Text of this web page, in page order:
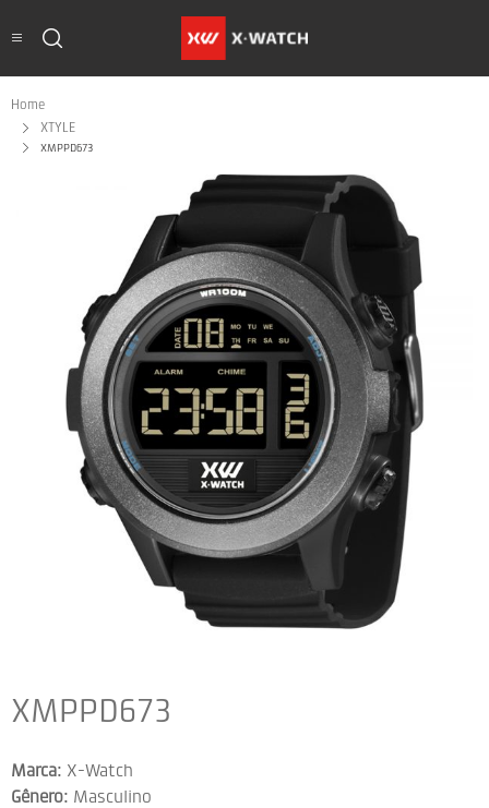
Home
XTYLE
XMPPD673
XMPPD673
Marca: X-Watch
Gênero: Masculino